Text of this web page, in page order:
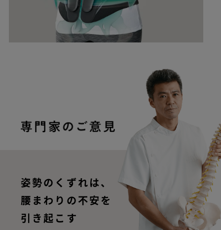
姿勢のくずれは、
腰まわりの不安を
引き起こす